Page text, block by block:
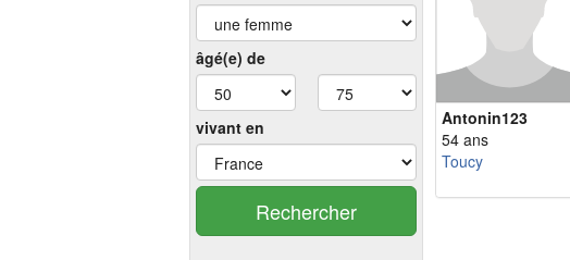
âgé(e) de
vivant en
Rechercher
Antonin123
54 ans
Toucy